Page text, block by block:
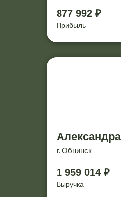
Александра
г. Обнинск
877 992 ₽
Прибыль
1 959 014 ₽
Выручка